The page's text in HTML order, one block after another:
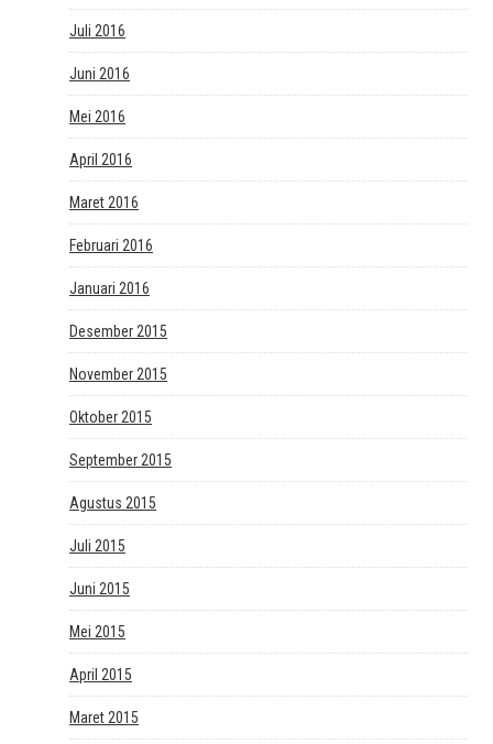
Juli 2016
Juni 2016
Mei 2016
April 2016
Maret 2016
Februari 2016
Januari 2016
Desember 2015
November 2015
Oktober 2015
September 2015
Agustus 2015
Juli 2015
Juni 2015
Mei 2015
April 2015
Maret 2015